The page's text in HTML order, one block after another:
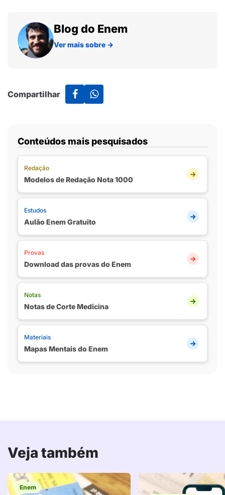
Blog do Enem
Ver mais sobre →
Compartilhar
Conteúdos mais pesquisados
Redação
Modelos de Redação Nota 1000
Estudos
Aulão Enem Gratuito
Provas
Download das provas do Enem
Notas
Notas de Corte Medicina
Materiais
Mapas Mentais do Enem
Veja também
Enem